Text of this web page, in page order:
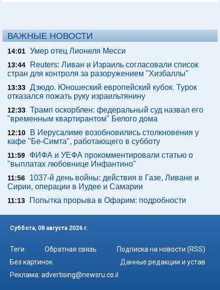
ВАЖНЫЕ НОВОСТИ
14:01 Умер отец Лионеля Месси
13:44
Reuters: Ливан и Израиль согласовали список
стран для контроля за разоружением "Хизбаллы"
13:33 Дзюдо. Юношеский европейский кубок. Турок
отказался пожать руку израильтянину
12:33 Трамп оскорблен: федеральный суд назвал его
"временным квартирантом" Белого дома
12:10
В Иерусалиме возобновились столкновения у
кафе "Бе-Симта", работающего в субботу
11:59
ФИФА и УЕФА прокомментировали статью о
"выплатах любовнице Инфантино"
11:56
1037-й день войны: действия в Газе, Ливане и
Сирии, операции в Иудее и Самарии
11:13 Попытка прорыва в Офарим: подробности
Суббота, 08 августа 2026 г.
Теги Обратная связь
Подписка на новости (RSS)
Без картинок
Данные редакции и устав
Реклама: advertising@newsru.co.il